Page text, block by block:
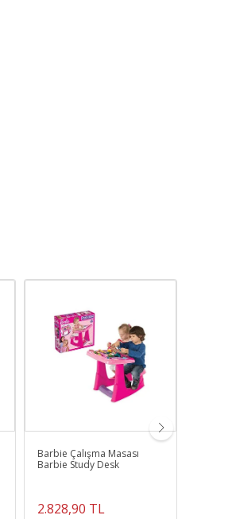
Barbie Çalışma Masası
Barbie Study Desk
2.828,90 TL